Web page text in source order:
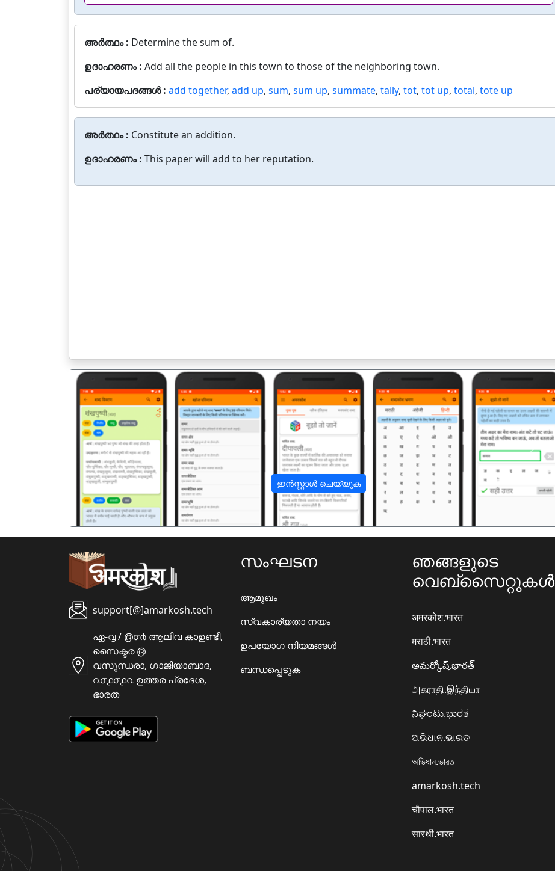
അർത്ഥം : Determine the sum of.
ഉദാഹരണം : Add all the people in this town to those of the neighboring town.
പര്യായപദങ്ങൾ : add together, add up, sum, sum up, summate, tally, tot, tot up, total, tote up
അർത്ഥം : Constitute an addition.
ഉദാഹരണം : This paper will add to her reputation.
ഇൻസ്റ്റാൾ ചെയ്യുക
पिछला अगला
support[@]amarkosh.tech
ഏ-൮ / ൫൦൪ ആലിവ കാഉണ്ടീ,
സൈക്ടര ൫
വസുന്ധരാ, ഗാജിയാബാദ,
൨൦൧൦൧൨ ഉത്തര പ്രദേശ,
ഭാരത
സംഘടന
ആമുഖം
സ്വകാര്യതാ നയം
ഉപയോഗ നിയമങ്ങൾ
ബന്ധപ്പെടുക
ഞങ്ങളുടെ
വെബ്സൈറ്റുകൾ
अमरकोश.भारत
मराठी.भारत
అమర్కోష్.భారత్
அகராதி.இந்தியா
ನಿಘಂಟು.ಭಾರತ
ଅଭିଧାନ.ଭାରତ
অভিধান.ভারত
amarkosh.tech
चौपाल.भारत
सारथी.भारत